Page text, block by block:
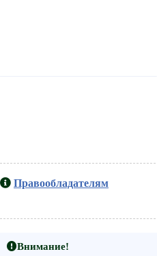
Правообладателям
Внимание!